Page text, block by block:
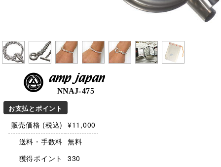
amp japan
NNAJ-475
お支払とポイント
販売価格 (税込) ¥11,000
送料・手数料 無料
獲得ポイント
330